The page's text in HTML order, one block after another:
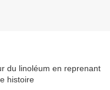
du linoléum en reprenant
histoire